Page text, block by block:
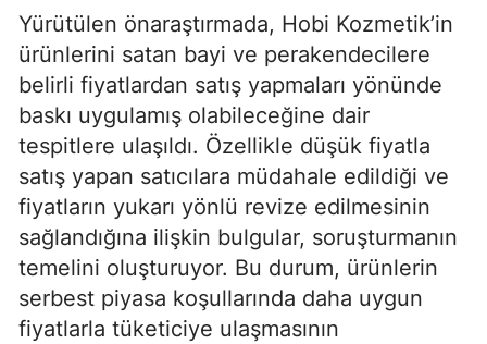
Yürütülen önaraştırmada, Hobi Kozmetik’in
ürünlerini satan bayi ve perakendecilere
belirli fiyatlardan satış yapmaları yönünde
baskı uygulamış olabileceğine dair
tespitlere ulaşıldı. Özellikle düşük fiyatla
satış yapan satıcılara müdahale edildiği ve
fiyatların yukarı yönlü revize edilmesinin
sağlandığına ilişkin bulgular, soruşturmanın
temelini oluşturuyor. Bu durum, ürünlerin
serbest piyasa koşullarında daha uygun
fiyatlarla tüketiciye ulaşmasının